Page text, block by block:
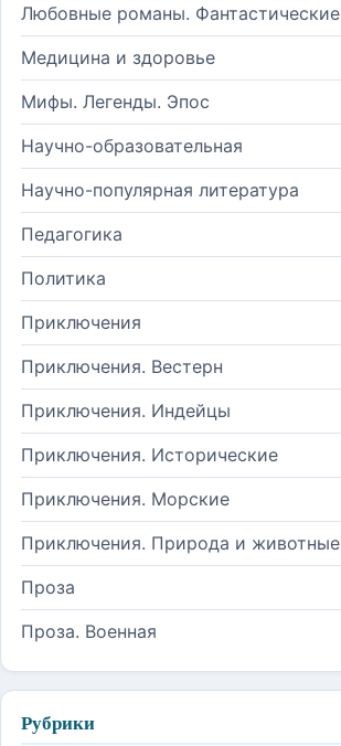
Любовные романы. Фантастические
Медицина и здоровье
Мифы. Легенды. Эпос
Научно-образовательная
Научно-популярная литература
Педагогика
Политика
Приключения
Приключения. Вестерн
Приключения. Индейцы
Приключения. Исторические
Приключения. Морские
Приключения. Природа и животные
Проза
Проза. Военная
Рубрики